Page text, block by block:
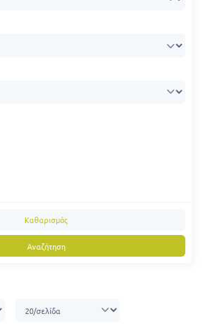
Καθαρισμός
Αναζήτηση